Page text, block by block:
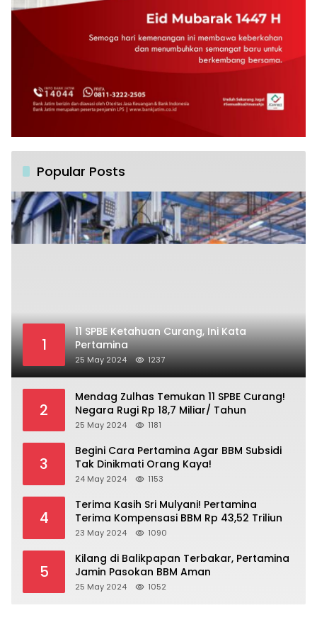
Popular Posts
1
11 SPBE Ketahuan Curang, Ini Kata
Pertamina
25 May 2024 1237
2
Mendag Zulhas Temukan 11 SPBE Curang!
Negara Rugi Rp 18,7 Miliar/ Tahun
25 May 2024 1181
3
Begini Cara Pertamina Agar BBM Subsidi
Tak Dinikmati Orang Kaya!
24 May 2024 1153
4
Terima Kasih Sri Mulyani! Pertamina
Terima Kompensasi BBM Rp 43,52 Triliun
23 May 2024 1090
5
Kilang di Balikpapan Terbakar, Pertamina
Jamin Pasokan BBM Aman
25 May 2024 1052